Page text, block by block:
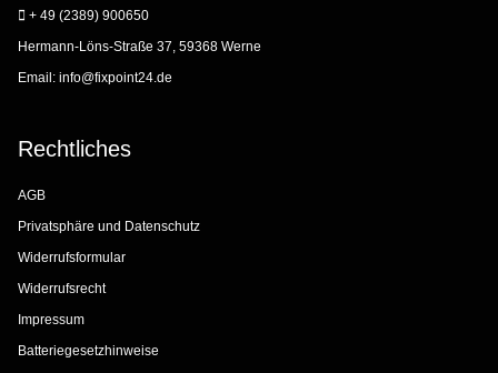
+ 49 (2389) 900650
Hermann-Löns-Straße 37, 59368 Werne
Email: info@fixpoint24.de
Rechtliches
AGB
Privatsphäre und Datenschutz
Widerrufsformular
Widerrufsrecht
Impressum
Batteriegesetzhinweise